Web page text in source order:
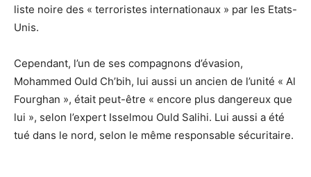
liste noire des « terroristes internationaux » par les Etats-
Unis.
Cependant, l’un de ses compagnons d’évasion,
Mohammed Ould Ch’bih, lui aussi un ancien de l’unité « Al
Fourghan », était peut-être « encore plus dangereux que
lui », selon l’expert Isselmou Ould Salihi. Lui aussi a été
tué dans le nord, selon le même responsable sécuritaire.